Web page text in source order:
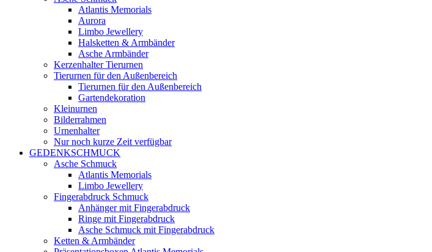
Atlantis Memorials
Aurora
Limbo Jewellery
Halsketten & Armbänder
Asche Armbänder
Kerzenhalter Tierurnen
Tierurnen für den Außenbereich
Tierurnen für den Außenbereich
Gartendekoration
Kleinurnen
Bilderrahmen
Urnenhalter
Nur noch kurze Zeit verfügbar
GEDENKSCHMUCK
Asche Schmuck
Atlantis Memorials
Limbo Jewellery
Fingerabdruck Schmuck
Anhänger mit Fingerabdruck
Ringe mit Fingerabdruck
Asche Schmuck mit Fingerabdruck
Ketten & Armbänder